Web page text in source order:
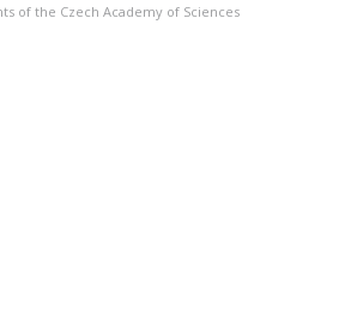
of the Czech Academy of Sciences